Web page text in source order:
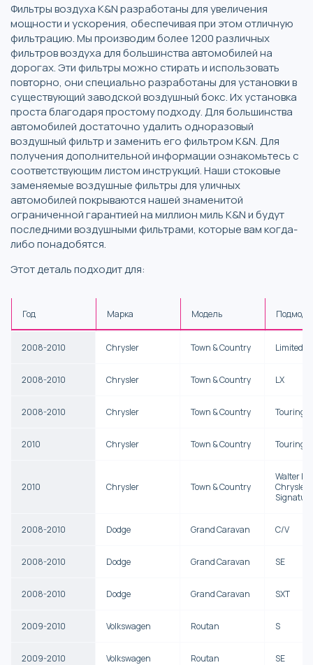
Фильтры воздуха K&N разработаны для увеличения
мощности и ускорения, обеспечивая при этом отличную
фильтрацию. Мы производим более 1200 различных
фильтров воздуха для большинства автомобилей на
дорогах. Эти фильтры можно стирать и использовать
повторно, они специально разработаны для установки в
существующий заводской воздушный бокс. Их установка
проста благодаря простому подходу. Для большинства
автомобилей достаточно удалить одноразовый
воздушный фильтр и заменить его фильтром K&N. Для
получения дополнительной информации ознакомьтесь с
соответствующим листом инструкций. Наши стоковые
заменяемые воздушные фильтры для уличных
автомобилей покрываются нашей знаменитой
ограниченной гарантией на миллион миль K&N и будут
последними воздушными фильтрами, которые вам когда-
либо понадобятся.
Этот деталь подходит для:
Год Марка Модель
2008-2010 Chrysler Town & Country Limited
2008-2010 Chrysler Town & Country LX
2008-2010 Chrysler Town & Country Touring
2010 Chrysler Town & Country Touring
2010 Chrysler Town & Country
Walter P.
Chrysler
2008-2010 Dodge Grand Caravan C/V
2008-2010 Dodge Grand Caravan SE
2008-2010 Dodge Grand Caravan SXT
2009-2010 Volkswagen Routan S
2009-2010 Volkswagen Routan SE